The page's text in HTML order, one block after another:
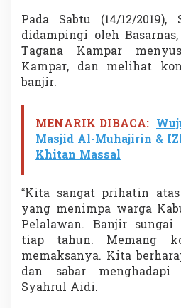
Pada Sabtu (14/12/
didampingi oleh
Tagana Kampar
Kampar, dan melihat
banjir.
MENARIK DIBACA:
Masjid Al-Muhajirin &
Khitan Massal
“Kita sangat prihatin
yang menimpa warga
Pelalawan. Banjir
tiap tahun. Memang
memaksanya. Kita
dan sabar
Syahrul Aidi.